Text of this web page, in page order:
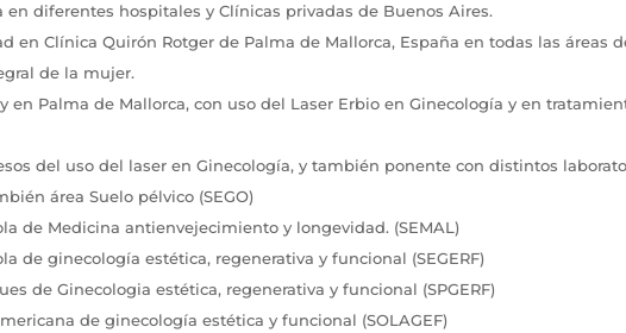
en diferentes hospitales y Clínicas privadas de Buenos Aires.
en Clínica Quirón Rotger de Palma de Mallorca, España en todas las áreas
de la mujer.
en Palma de Mallorca, con uso del Laser Erbio en Ginecología y en
del uso del laser en Ginecología, y también ponente con distintos
área Suelo pélvico (SEGO)
de Medicina antienvejecimiento y longevidad. (SEMAL)
de ginecología estética, regenerativa y funcional (SEGERF)
de Ginecologia estética, regenerativa y funcional (SPGERF)
de ginecología estética y funcional (SOLAGEF)